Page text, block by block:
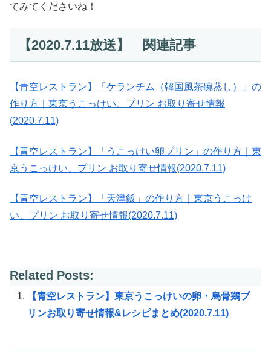
てみてくださいね！
【2020.7.11放送】 関連記事
【青空レストラン】「ケランチム（韓国風茶碗蒸し）」の
作り方｜東京うこっけい、プリン お取り寄せ情報
(2020.7.11)
【青空レストラン】「うこっけい卵プリン」の作り方｜東
京うこっけい、プリン お取り寄せ情報(2020.7.11)
【青空レストラン】「天津飯」の作り方｜東京うこっけ
い、プリン お取り寄せ情報(2020.7.11)
Related Posts:
【青空レストラン】東京うこっけいの卵・烏骨鶏プ
リンお取り寄せ情報&レシピまとめ(2020.7.11)